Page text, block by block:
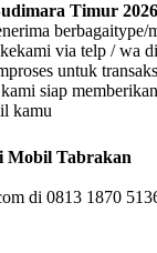
Timur
berbagaitype/
via telp / wa di
untuk
siap memberikan
kamu
Mobil Tabrakan
di 0813 1870